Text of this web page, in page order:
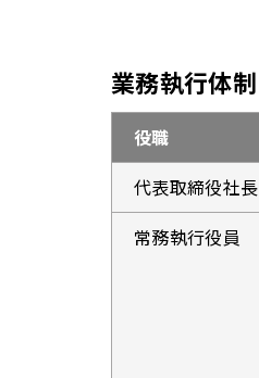
業務執行体制
役職
代表取締役社長
常務執行役員